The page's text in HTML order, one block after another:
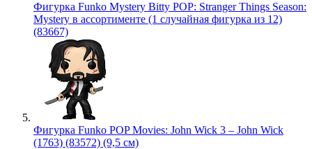
Фигурка Funko Mystery Bitty POP: Stranger Things Season:
Mystery в ассортименте (1 случайная фигурка из 12)
(83667)
Фигурка Funko POP Movies: John Wick 3 – John Wick
(1763) (83572) (9,5 см)